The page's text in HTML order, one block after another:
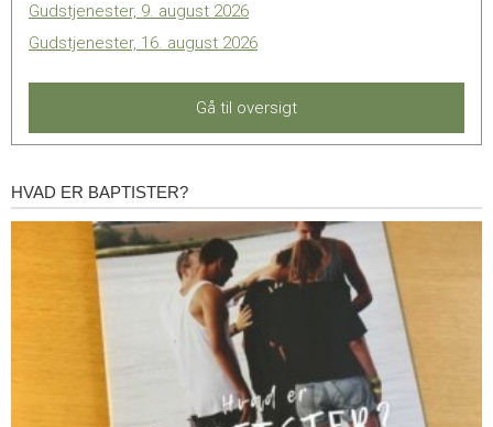
Gudstjenester, 9. august 2026
Gudstjenester, 16. august 2026
Gå til oversigt
Hvad
HVAD ER BAPTISTER?